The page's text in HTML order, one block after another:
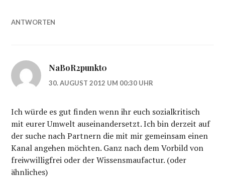
ANTWORTEN
NaBoR2punkt0
30. AUGUST 2012 UM 00:30 UHR
Ich würde es gut finden wenn ihr euch sozialkritisch
mit eurer Umwelt auseinandersetzt. Ich bin derzeit auf
der suche nach Partnern die mit mir gemeinsam einen
Kanal angehen möchten. Ganz nach dem Vorbild von
freiwwilligfrei oder der Wissensmaufactur. (oder
ähnliches)